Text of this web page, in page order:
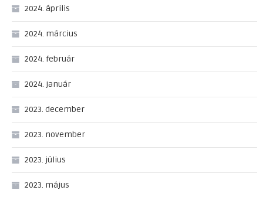
2024. április
2024. március
2024. február
2024. január
2023. december
2023. november
2023. július
2023. május